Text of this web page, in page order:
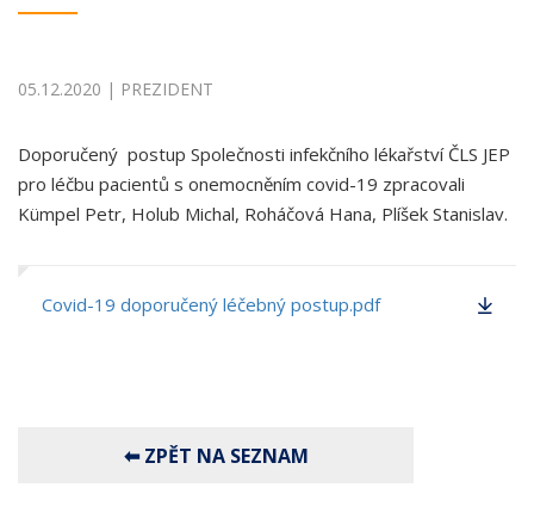
05.12.2020 | PREZIDENT
Doporučený postup Společnosti infekčního lékařství ČLS JEP
pro léčbu pacientů s onemocněním covid-19 zpracovali
Kümpel Petr, Holub Michal, Roháčová Hana, Plíšek Stanislav.
Covid-19 doporučený léčebný postup.pdf